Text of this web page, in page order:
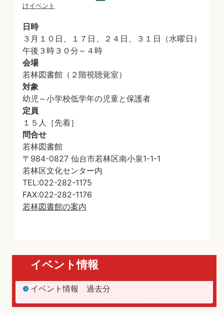
けイベント
日時
３月１０日、１７日、２４日、３１日（水曜日）
午後３時３０分～４時
会場
若林図書館（２階視聴覚室）
対象
幼児～小学校低学年の児童と保護者
定員
１５人［先着］
問合せ
若林図書館
〒984-0827 仙台市若林区南小泉1-1-1
若林区文化センター内
TEL:022-282-1175
FAX:022-282-1176
若林図書館の案内
イベント情報
イベント情報 過去分